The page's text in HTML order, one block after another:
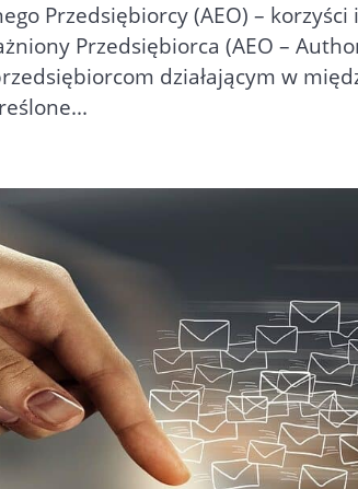
Przedsiębiorcy (AEO) –
Przedsiębiorca (AEO –
działającym w